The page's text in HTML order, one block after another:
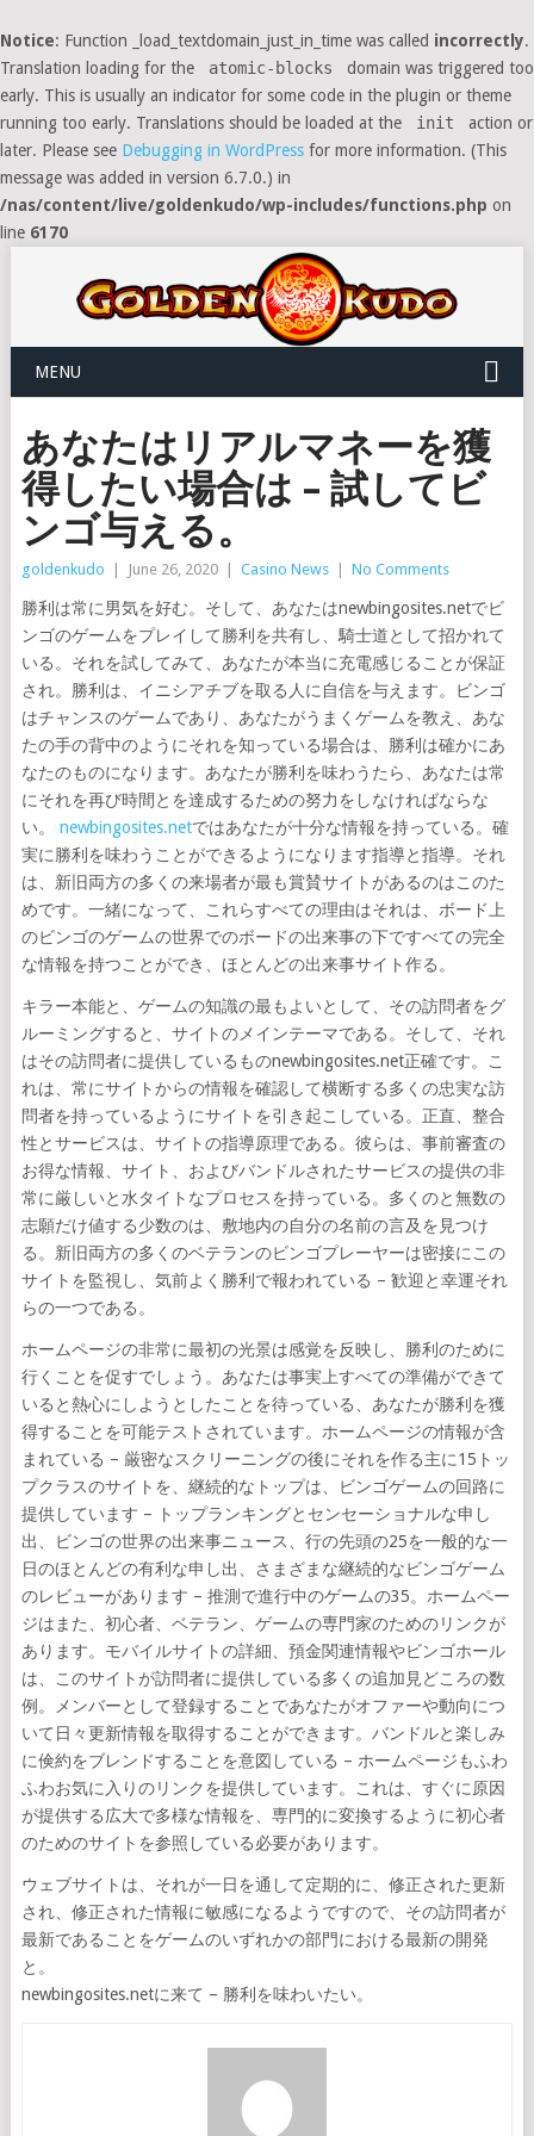
Notice: Function _load_textdomain_just_in_time was called incorrectly.
Translation loading for the
atomic-blocks
domain was triggered too
early. This is usually an indicator for some code in the plugin or theme
running too early. Translations should be loaded at the
init
action or
later. Please see Debugging in WordPress for more information. (This
message was added in version 6.7.0.) in
/nas/content/live/goldenkudo/wp-includes/functions.php on
line 6170
MENU
あなたはリアルマネーを獲
得したい場合は – 試してビ
ンゴ与える。
goldenkudo June 26, 2020 Casino News No Comments
勝利は常に男気を好む。そして、あなたはnewbingosites.netでビ
ンゴのゲームをプレイして勝利を共有し、騎士道として招かれて
いる。それを試してみて、あなたが本当に充電感じることが保証
され。勝利は、イニシアチブを取る人に自信を与えます。ビンゴ
はチャンスのゲームであり、あなたがうまくゲームを教え、あな
たの手の背中のようにそれを知っている場合は、勝利は確かにあ
なたのものになります。あなたが勝利を味わうたら、あなたは常
にそれを再び時間とを達成するための努力をしなければならな
い。 newbingosites.netではあなたが十分な情報を持っている。確
実に勝利を味わうことができるようになります指導と指導。それ
は、新旧両方の多くの来場者が最も賞賛サイトがあるのはこのた
めです。一緒になって、これらすべての理由はそれは、ボード上
のビンゴのゲームの世界でのボードの出来事の下ですべての完全
な情報を持つことができ、ほとんどの出来事サイト作る。
キラー本能と、ゲームの知識の最もよいとして、その訪問者をグ
ルーミングすると、サイトのメインテーマである。そして、それ
はその訪問者に提供しているものnewbingosites.net正確です。こ
れは、常にサイトからの情報を確認して横断する多くの忠実な訪
問者を持っているようにサイトを引き起こしている。正直、整合
性とサービスは、サイトの指導原理である。彼らは、事前審査の
お得な情報、サイト、およびバンドルされたサービスの提供の非
常に厳しいと水タイトなプロセスを持っている。多くのと無数の
志願だけ値する少数のは、敷地内の自分の名前の言及を見つけ
る。新旧両方の多くのベテランのビンゴプレーヤーは密接にこの
サイトを監視し、気前よく勝利で報われている – 歓迎と幸運それ
らの一つである。
ホームページの非常に最初の光景は感覚を反映し、勝利のために
行くことを促すでしょう。あなたは事実上すべての準備ができて
いると熱心にしようとしたことを待っている、あなたが勝利を獲
得することを可能テストされています。ホームページの情報が含
まれている – 厳密なスクリーニングの後にそれを作る主に15トッ
プクラスのサイトを、継続的なトップは、ビンゴゲームの回路に
提供しています – トップランキングとセンセーショナルな申し
出、ビンゴの世界の出来事ニュース、行の先頭の25を一般的な一
日のほとんどの有利な申し出、さまざまな継続的なビンゴゲーム
のレビューがあります – 推測で進行中のゲームの35。ホームペー
ジはまた、初心者、ベテラン、ゲームの専門家のためのリンクが
あります。モバイルサイトの詳細、預金関連情報やビンゴホール
は、このサイトが訪問者に提供している多くの追加見どころの数
例。メンバーとして登録することであなたがオファーや動向につ
いて日々更新情報を取得することができます。バンドルと楽しみ
に倹約をブレンドすることを意図している – ホームページもふわ
ふわお気に入りのリンクを提供しています。これは、すぐに原因
が提供する広大で多様な情報を、専門的に変換するように初心者
のためのサイトを参照している必要があります。
ウェブサイトは、それが一日を通して定期的に、修正された更新
され、修正された情報に敏感になるようですので、その訪問者が
最新であることをゲームのいずれかの部門における最新の開発
と。
newbingosites.netに来て – 勝利を味わいたい。